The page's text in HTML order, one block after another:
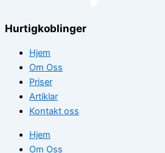
Hurtigkoblinger
Hjem
Om Oss
Priser
Artiklar
Kontakt oss
Hjem
Om Oss